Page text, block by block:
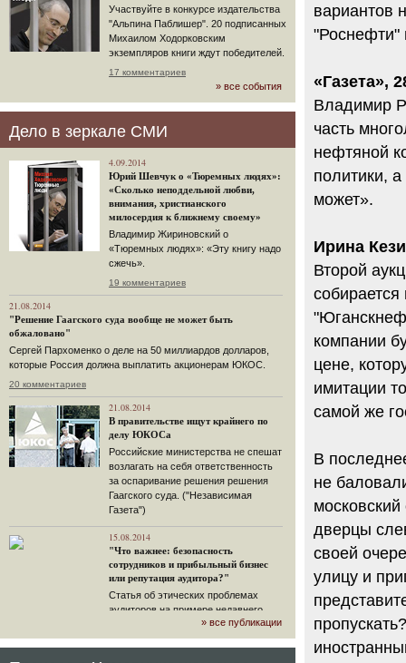
Участвуйте в конкурсе издательства
"Альпина Паблишер". 20 подписанных
Михаилом Ходорковским
экземпляров книги ждут победителей.
17 комментариев
» все события
Дело в зеркале СМИ
4.09.2014
Юрий Шевчук о «Тюремных людях»:
«Сколько неподдельной любви,
внимания, христианского
милосердия к ближнему своему»
Владимир Жириновский о
«Тюремных людях»: «Эту книгу надо
сжечь».
19 комментариев
21.08.2014
"Решение Гаагского суда вообще не может быть
обжаловано"
Сергей Пархоменко о деле на 50 миллиардов долларов,
которые Россия должна выплатить акционерам ЮКОС.
20 комментариев
21.08.2014
В правительстве ищут крайнего по
делу ЮКОСа
Российские министерства не спешат
возлагать на себя ответственность
за оспаривание решения решения
Гаагского суда. ("Независимая
Газета")
15.08.2014
"Что важнее: безопасность
сотрудников и прибыльный бизнес
или репутация аудитора?"
Статья об этических проблемах
аудиторов на примере недавнего
громкого арбитражного решения по
ЮКОСу. (navalny.com)
» все публикации
вариантов
"Роснефти"
«Газета»,
Владимир
часть
нефтяной
политики,
может».
Ирина
Второй
компании
цене,
имитации
самой же
В
не
дверцы
своей
улицу и